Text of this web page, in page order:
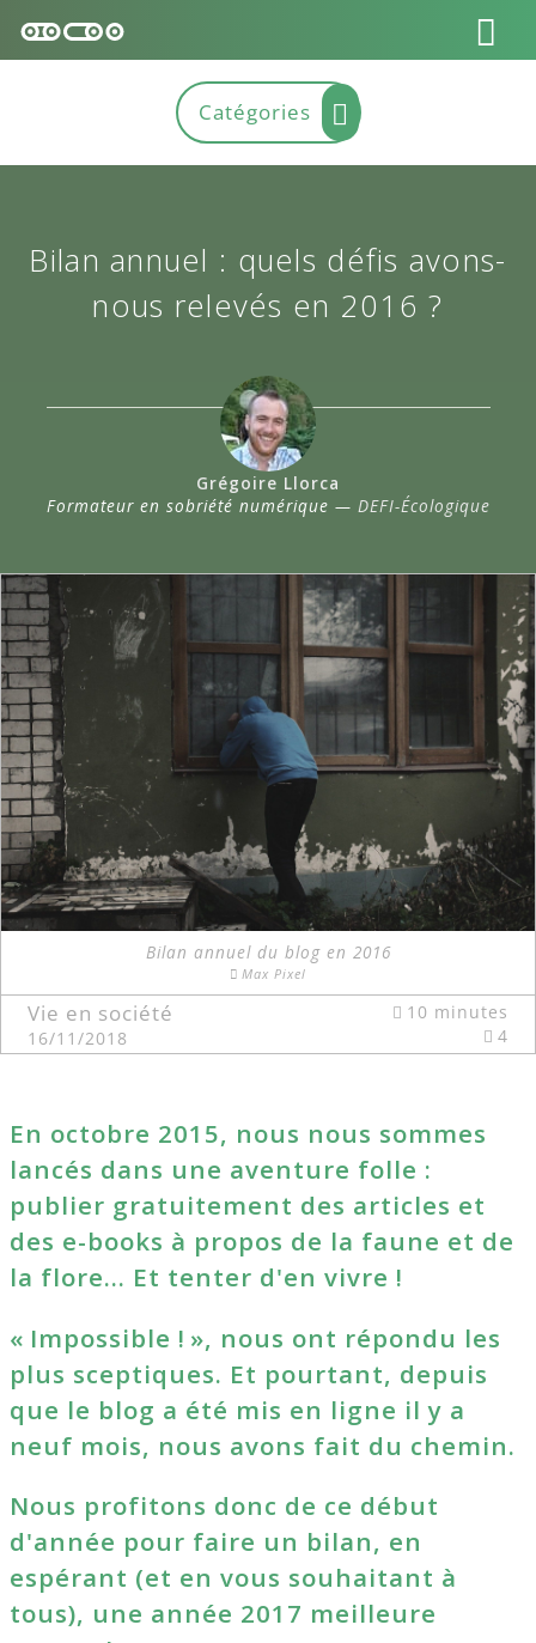
Bilan annuel : quels défis avons-
nous relevés en 2016 ?
Grégoire Llorca
Formateur en sobriété numérique — DEFI-Écologique
Bilan annuel du blog en 2016
Max Pixel
Vie en société
16/11/2018
10 minutes
4
En octobre 2015, nous nous sommes
lancés dans une aventure folle :
publier gratuitement des articles et
des e-books à propos de la faune et de
la flore… Et tenter d'en vivre !
« Impossible ! », nous ont répondu les
plus sceptiques. Et pourtant, depuis
que le blog a été mis en ligne il y a
neuf mois, nous avons fait du chemin.
Nous profitons donc de ce début
d'année pour faire un bilan, en
espérant (et en vous souhaitant à
tous), une année 2017 meilleure